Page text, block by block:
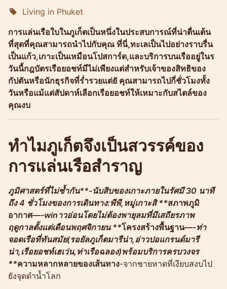
Living in Phuket
การแล่นเรือใบในภูเก็ตเป็นหนึ่งในประสบการณ์ที่น่าตื่นเต้น
ที่สุดที่คุณสามารถนำไปกับคุณ ที่นี่,ทะเลเป็นไปอย่างราบรื่น
เป็นแก้ว,เกาะเป็นเหมือนโปสการ์ด,และบริการบนเรืออยู่ในร
วันนี้กฎบัตรเรือยอชท์มีไม่เพียงแต่สำหรับเจ้าของสิทธิของ
กัปตันหรือนักธุรกิจที่ร่ำรวยแต่ยั คุณสามารถไปกี่ชั่วโมงทั้ง
วันหรือแม้แต่สัปดาห์เลือกเรือยอชท์ให้เหมาะกับสไตล์ของ
คุณงบ
ทำไมภูเก็ตจึงเป็นสวรรค์ของ
การแล่นเรือสำราญ
ภูมิศาสตร์ที่ไม่ซ้ำกัน**-นับสิบของเกาะภายในรัศมี 30 นาที
ถึง 4 ชั่วโมงของการเดินทาง:พีพี,หมู่เกาะสิ **สภาพภูมิ
อากาศ—-winาวอ่อนโดยไม่ต้องพายุลมที่มีเสถียรภาพ
ฤดูกาลตั้งแต่เดือนพฤศจิกายน **โครงสร้างพื้นฐาน—-ท่า
จอดเรือที่ทันสมัย(รอยัลภูเก็ตมารีน่า,อ่าวปอแกรนด์มารี
น่า,เรือยอชท์เฮเว่น,ท่าเรือฉลอง)พร้อมบริการครบวงจร
**ความหลากหลายของเส้นทาง-จากชายหาดที่เงียบสงบไป
ยังจุดดำน้ำโลก